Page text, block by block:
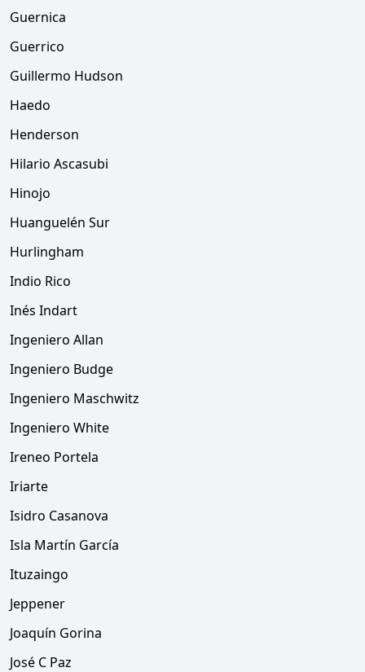
Guernica
Guerrico
Guillermo Hudson
Haedo
Henderson
Hilario Ascasubi
Hinojo
Huanguelén Sur
Hurlingham
Indio Rico
Inés Indart
Ingeniero Allan
Ingeniero Budge
Ingeniero Maschwitz
Ingeniero White
Ireneo Portela
Iriarte
Isidro Casanova
Isla Martín García
Ituzaingo
Jeppener
Joaquín Gorina
José C Paz